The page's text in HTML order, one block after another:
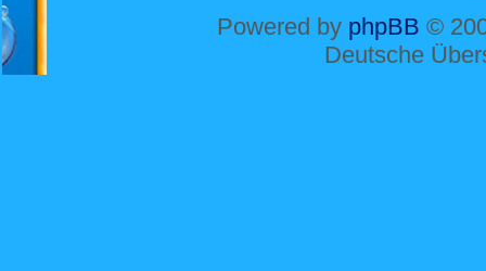
Powered by phpBB ©
Deutsche